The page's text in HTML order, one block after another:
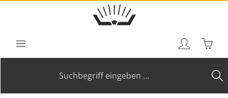
Zum Hauptinhalt springen